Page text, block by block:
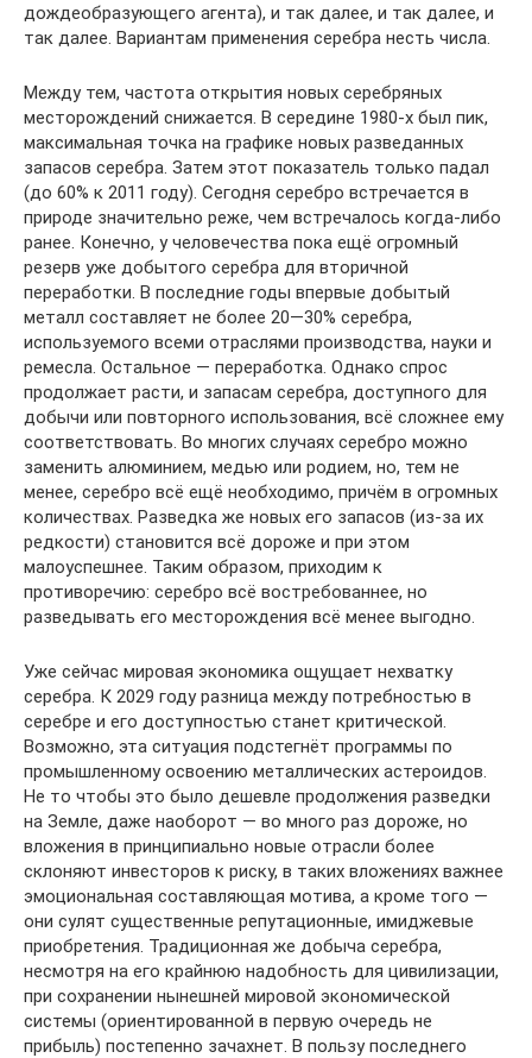
дождеобразующего агента), и так далее, и так далее, и
так далее. Вариантам применения серебра несть числа.
Между тем, частота открытия новых серебряных
месторождений снижается. В середине 1980-х был пик,
максимальная точка на графике новых разведанных
запасов серебра. Затем этот показатель только падал
(до 60% к 2011 году). Сегодня серебро встречается в
природе значительно реже, чем встречалось когда-либо
ранее. Конечно, у человечества пока ещё огромный
резерв уже добытого серебра для вторичной
переработки. В последние годы впервые добытый
металл составляет не более 20—30% серебра,
используемого всеми отраслями производства, науки и
ремесла. Остальное — переработка. Однако спрос
продолжает расти, и запасам серебра, доступного для
добычи или повторного использования, всё сложнее ему
соответствовать. Во многих случаях серебро можно
заменить алюминием, медью или родием, но, тем не
менее, серебро всё ещё необходимо, причём в огромных
количествах. Разведка же новых его запасов (из-за их
редкости) становится всё дороже и при этом
малоуспешнее. Таким образом, приходим к
противоречию: серебро всё востребованнее, но
разведывать его месторождения всё менее выгодно.
Уже сейчас мировая экономика ощущает нехватку
серебра. К 2029 году разница между потребностью в
серебре и его доступностью станет критической.
Возможно, эта ситуация подстегнёт программы по
промышленному освоению металлических астероидов.
Не то чтобы это было дешевле продолжения разведки
на Земле, даже наоборот — во много раз дороже, но
вложения в принципиально новые отрасли более
склоняют инвесторов к риску, в таких вложениях важнее
эмоциональная составляющая мотива, а кроме того —
они сулят существенные репутационные, имиджевые
приобретения. Традиционная же добыча серебра,
несмотря на его крайнюю надобность для цивилизации,
при сохранении нынешней мировой экономической
системы (ориентированной в первую очередь не
прибыль) постепенно зачахнет. В пользу последнего